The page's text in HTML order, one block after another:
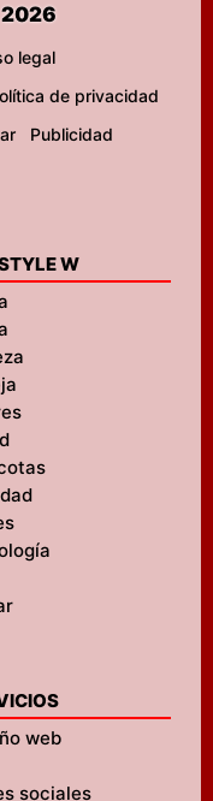
2026
legal
de privacidad
Publicidad
W
web
sociales